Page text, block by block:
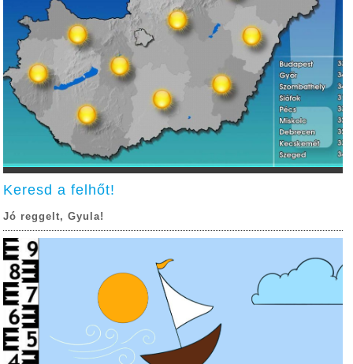
Keresd a felhőt!
Jó reggelt, Gyula!